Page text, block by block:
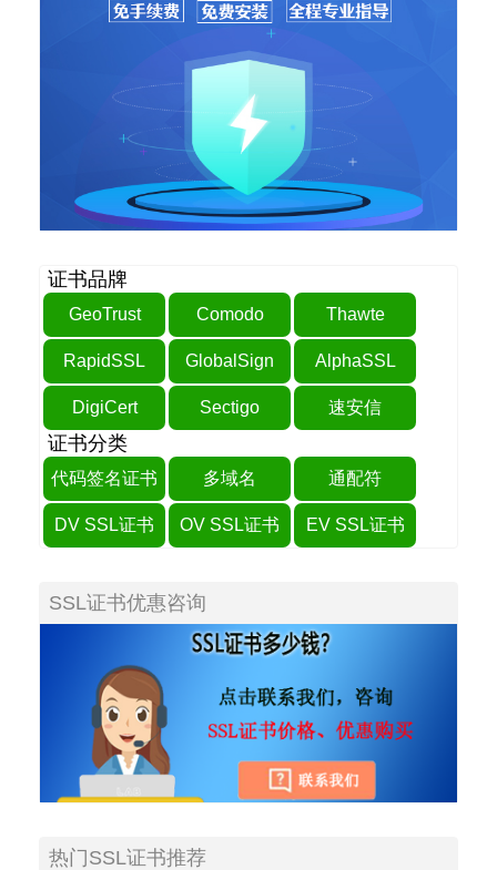
证书品牌
GeoTrust Comodo Thawte
RapidSSL GlobalSign AlphaSSL
DigiCert Sectigo 速安信
证书分类
代码签名证书 多域名 通配符
DV SSL证书 OV SSL证书 EV SSL证书
SSL证书优惠咨询
热门SSL证书推荐